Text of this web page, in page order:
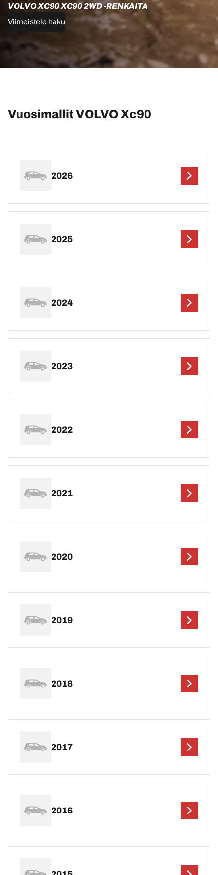
VOLVO XC90 XC90 2WD -RENKAITA
Viimeistele haku
Vuosimallit VOLVO Xc90
2026
2025
2024
2023
2022
2021
2020
2019
2018
2017
2016